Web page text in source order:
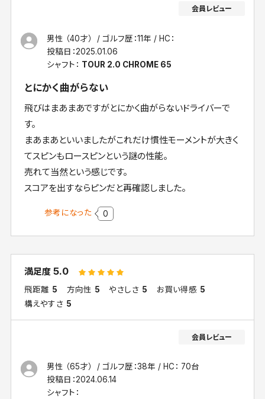
男性 （40才） ゴルフ歴：11年
HC：
投稿日：2025.01.06
シャフト： TOUR 2.0 CHROME 65
とにかく曲がらない
飛びはまあまあですがとにかく曲がらないドライバーで
す。
まあまあといいましたがこれだけ慣性モーメントが大きく
てスピンもロースピンという謎の性能。
売れて当然という感じです。
スコアを出すならピンだと再確認しました。
参考になった 0
満足度5.0
飛距離 5 方向性 5 やさしさ 5 お買い得感 5
構えやすさ 5
男性 （65才） ゴルフ歴：38年
HC： 70台
投稿日：2024.06.14
シャフト：